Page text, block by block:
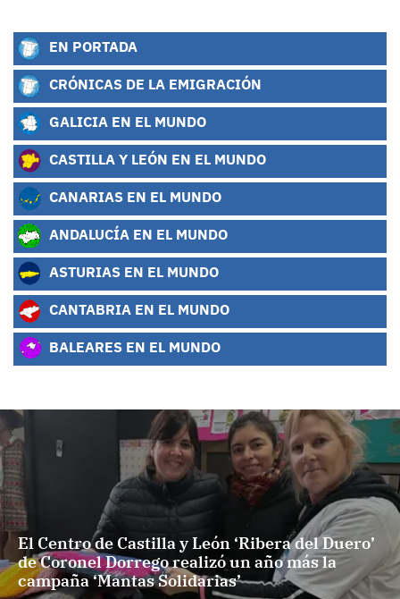
EN PORTADA
CRÓNICAS DE LA EMIGRACIÓN
GALICIA EN EL MUNDO
CASTILLA Y LEÓN EN EL MUNDO
CANARIAS EN EL MUNDO
ANDALUCÍA EN EL MUNDO
ASTURIAS EN EL MUNDO
CANTABRIA EN EL MUNDO
BALEARES EN EL MUNDO
El Centro de Castilla y León ‘Ribera del Duero’
de Coronel Dorrego realizó un año más la
campaña ‘Mantas Solidarias’